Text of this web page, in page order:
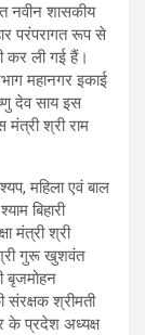
नवीन शासकीय
परंपरागत रूप से
कर ली गई हैं।
महानगर इकाई
देव साय इस
श्री राम
महिला एवं बाल
बिहारी
मंत्री श्री
श्री गुरू खुशवंत
बृजमोहन
श्रीमती
के प्रदेश अध्यक्ष